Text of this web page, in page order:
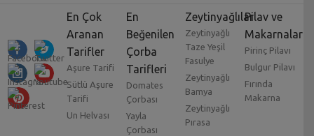
En Çok
Aranan
Tarifler
Aşure Tarifi
Sütlü Aşure
Tarifi
Un Helvası
En
Beğenilen
Çorba
Tarifleri
Domates
Çorbası
Yayla
Çorbası
Zeytinyağlılar
Zeytinyağlı
Taze Yeşil
Fasulye
Zeytinyağlı
Bamya
Zeytinyağlı
Pırasa
Pilav ve
Makarnalar
Pirinç Pilavı
Bulgur Pilavı
Fırında
Makarna